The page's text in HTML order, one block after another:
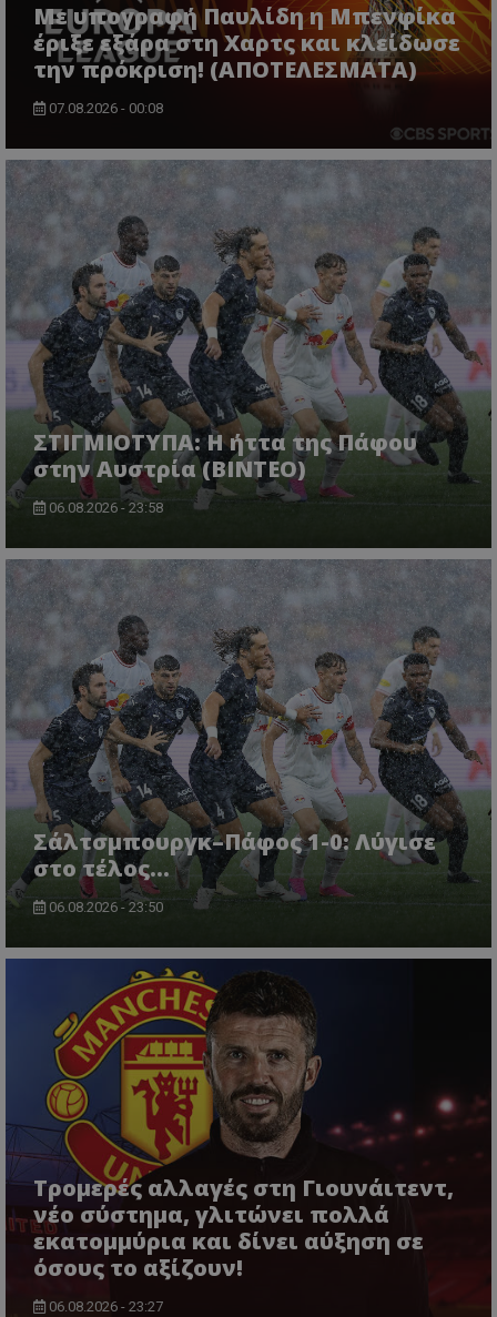
Με υπογραφή Παυλίδη η Μπενφίκα
έριξε εξάρα στη Χαρτς και κλείδωσε
την πρόκριση! (ΑΠΟΤΕΛΕΣΜΑΤΑ)
07.08.2026 - 00:08
ΣΤΙΓΜΙΟΤΥΠΑ: Η ήττα της Πάφου
στην Αυστρία (ΒΙΝΤΕΟ)
06.08.2026 - 23:58
Σάλτσμπουργκ–Πάφος 1-0: Λύγισε
στο τέλος...
06.08.2026 - 23:50
Τρομερές αλλαγές στη Γιουνάιτεντ,
νέο σύστημα, γλιτώνει πολλά
εκατομμύρια και δίνει αύξηση σε
όσους το αξίζουν!
06.08.2026 - 23:27